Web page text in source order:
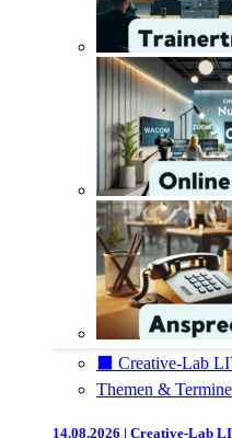
⬛️ Creative-Lab
Themen & Termine
14.08.2026 | Creative-Lab